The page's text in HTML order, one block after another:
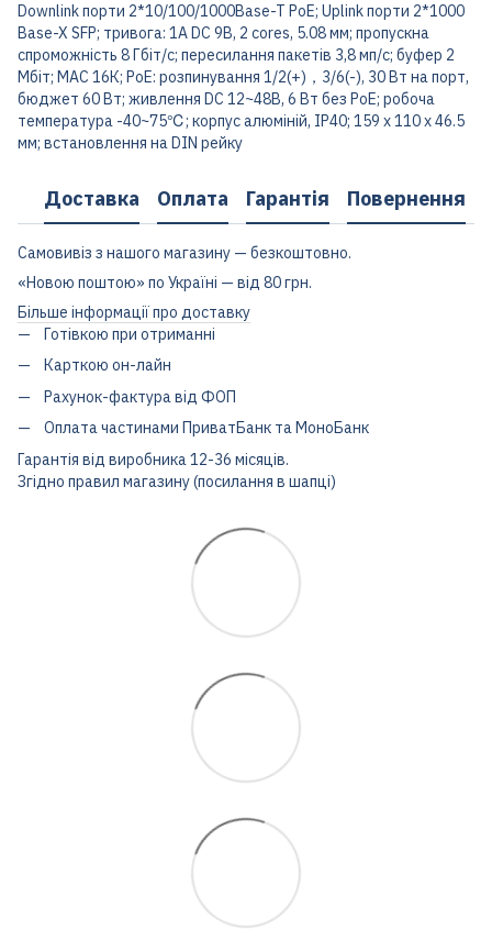
Downlink порти 2*10/100/1000Base-T PoE; Uplink порти 2*1000
Base-X SFP; тривога: 1A DC 9В, 2 cores, 5.08 мм; пропускна
спроможність 8 Гбіт/с; пересилання пакетів 3,8 мп/с; буфер 2
Мбіт; MAC 16К; PoE: розпинування 1/2(+)，3/6(-), 30 Вт на порт,
бюджет 60 Вт; живлення DC 12~48В, 6 Вт без PoE; робоча
температура -40~75℃; корпус алюміній, IP40; 159 х 110 х 46.5
мм; встановлення на DIN рейку
Доставка Оплата Гарантія Повернення
Самовивіз з нашого магазину — безкоштовно.
«Новою поштою» по Україні — від 80 грн.
Більше інформації про доставку
Готівкою при отриманні
Карткою он-лайн
Рахунок-фактура від ФОП
Оплата частинами ПриватБанк та МоноБанк
Гарантія від виробника 12-36 місяців.
Згідно правил магазину (посилання в шапці)